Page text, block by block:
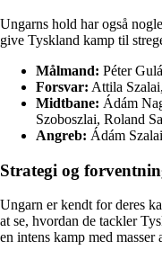
Ungarns hold har også
give Tyskland kamp til
Målmand: Péter
Forsvar: Attila
Midtbane: Ádám
Szoboszlai, Roland
Angreb: Ádám
Strategi og
Ungarn er kendt for deres
at se, hvordan de tackler
en intens kamp med masser